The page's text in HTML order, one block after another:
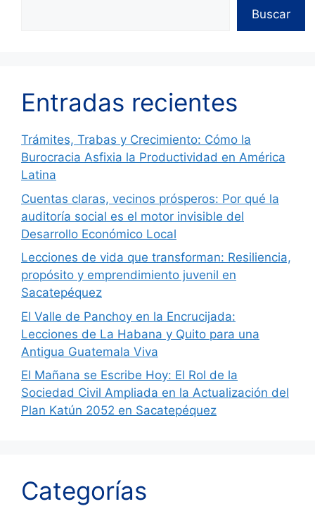
Buscar
Entradas recientes
Trámites, Trabas y Crecimiento: Cómo la
Burocracia Asfixia la Productividad en América
Latina
Cuentas claras, vecinos prósperos: Por qué la
auditoría social es el motor invisible del
Desarrollo Económico Local
Lecciones de vida que transforman: Resiliencia,
propósito y emprendimiento juvenil en
Sacatepéquez
El Valle de Panchoy en la Encrucijada:
Lecciones de La Habana y Quito para una
Antigua Guatemala Viva
El Mañana se Escribe Hoy: El Rol de la
Sociedad Civil Ampliada en la Actualización del
Plan Katún 2052 en Sacatepéquez
Categorías